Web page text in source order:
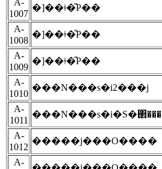
A-
1007
�]��ǂ�̎P��
A-
1008
�]��ǂ�̎P��
A-
1009
�]��ǂ�̎P��
A-
1010
���N���s�i2���j
A-
1011
A-
1012
�����j���O����
A-